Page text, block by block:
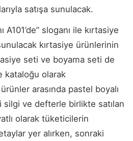
satışa sunulacak.
sloganı ile kırtasiye
kırtasiye ürünlerinin
seti ve boyama seti de
kataloğu olarak
arasında pastel boyalı
silgi ve defterle birlikte satılan
olarak tüketicilerin
yer alırken, sonraki